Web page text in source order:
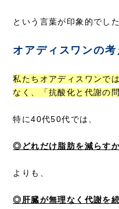
という言葉が印象的でした
オアディスワンの
私たちオアディスワンで
なく、「抗酸化と代謝の
特に40代50代では、
◎どれだけ脂肪を減らす
よりも、
◎肝臓が無理なく代謝を